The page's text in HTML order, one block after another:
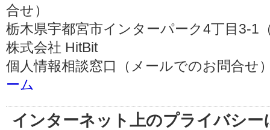
合せ）
栃木県宇都宮市インターパーク4丁目3-1
株式会社 HitBit
個人情報相談窓口（メールでのお問合せ
ーム
インターネット上のプライバシー